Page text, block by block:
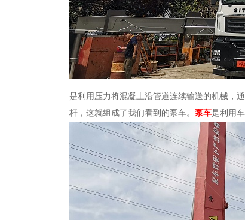
是利用压力将混凝土沿管道连续输送的机械，
杆，这就组成了我们看到的泵车。 泵车是利用